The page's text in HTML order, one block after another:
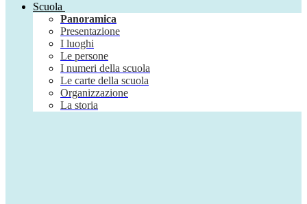
Scuola
Panoramica
Presentazione
I luoghi
Le persone
I numeri della scuola
Le carte della scuola
Organizzazione
La storia